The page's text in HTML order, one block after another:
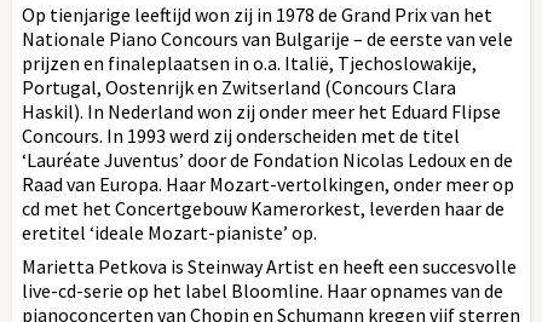
Op tienjarige leeftijd won zij in 1978 de Grand Prix van het
Nationale Piano Concours van Bulgarije – de eerste van vele
prijzen en finaleplaatsen in o.a. Italië, Tjechoslowakije,
Portugal, Oostenrijk en Zwitserland (Concours Clara
Haskil). In Nederland won zij onder meer het Eduard Flipse
Concours. In 1993 werd zij onderscheiden met de titel
‘Lauréate Juventus’ door de Fondation Nicolas Ledoux en de
Raad van Europa. Haar Mozart-vertolkingen, onder meer op
cd met het Concertgebouw Kamerorkest, leverden haar de
eretitel ‘ideale Mozart-pianiste’ op.
Marietta Petkova is Steinway Artist en heeft een succesvolle
live-cd-serie op het label Bloomline. Haar opnames van de
pianoconcerten van Chopin en Schumann kregen vijf sterren